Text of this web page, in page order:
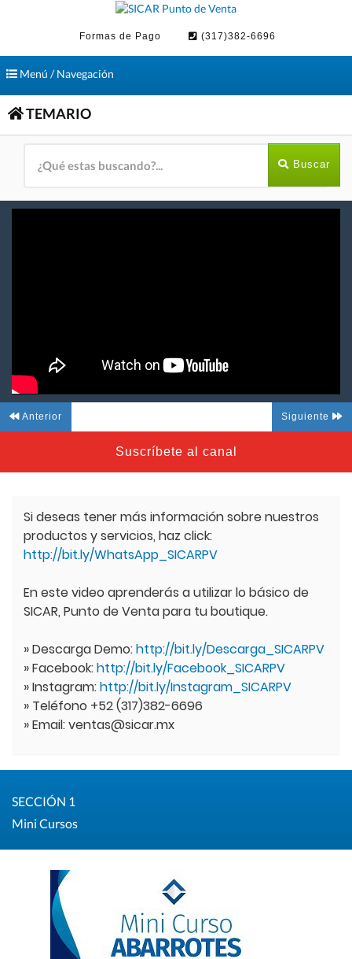
Formas de Pago (317)382-6696
ToggleMenú / Navegación
TEMARIO
Buscar
Anterior Siguiente
Suscríbete al canal
Si deseas tener más información sobre nuestros
productos y servicios, haz click:
http://bit.ly/WhatsApp_SICARPV
En este video aprenderás a utilizar lo básico de
SICAR, Punto de Venta para tu boutique.
» Descarga Demo:http://bit.ly/Descarga_SICARPV
» Facebook:http://bit.ly/Facebook_SICARPV
» Instagram:http://bit.ly/Instagram_SICARPV
» Teléfono +52 (317)382-6696
» Email: ventas@sicar.mx
SECCIÓN 1
Mini Cursos